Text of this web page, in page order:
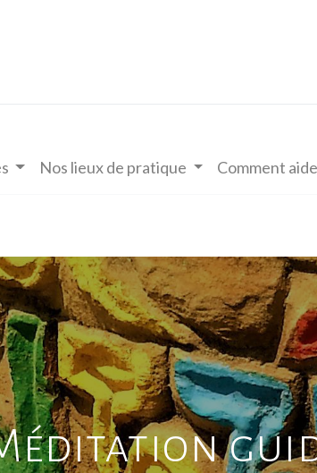
Nos lieux de pratique Comment